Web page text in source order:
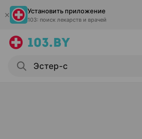
Установить приложение
103: поиск лекарств и врачей